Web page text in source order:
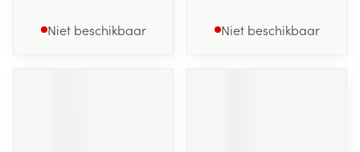
Niet beschikbaar Niet beschikbaar